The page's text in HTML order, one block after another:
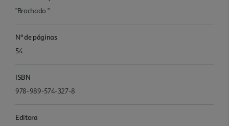
"Brochado "
Nº de páginas
54
ISBN
978-989-574-327-8
Editora